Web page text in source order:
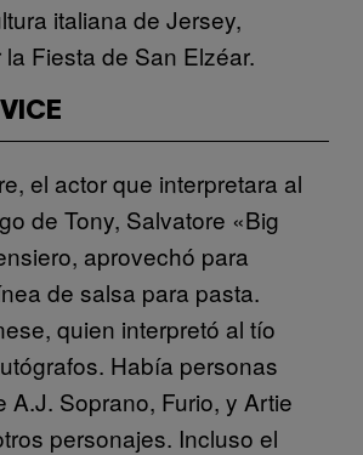
italiana de Jersey,
Fiesta de San Elzéar.
el actor que interpretara al
de Tony, Salvatore «Big
aprovechó para
de salsa para pasta.
quien interpretó al tío
Había personas
A.J. Soprano, Furio, y Artie
personajes. Incluso el